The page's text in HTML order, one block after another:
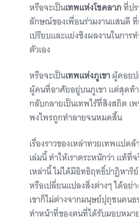
หรือจะเป็นเทพแห่งโชคลาภที่ป
ลักษณ์ของเพื่อนร่วมงานแสนดี
เปรียบและแย่งชิงผลงานในการ
ตัวเอง
หรือจะเป็นเทพแห่งภูเขาผู้คอย
ผู้คนที่อาศัยอยู่บนภูเขา แต่สุดท้
กลับกลายเป็นเทพไร้ที่สิงสถิต เพ
พงไพรถูกทำลายจนหมดสิ้น
เรื่องราวของเหล่าทวยเทพแปด
เล่มนี้ ทำให้เราตระหนักว่า แท้ที่
เหล่านี้ ไม่ได้มีอิทธิฤทธิ์ปาฏิหา
หรือเปลี่ยนแปลงสิ่งต่างๆ ได้อย่
เขาก็ไม่ต่างจากมนุษย์ปุถุชนคน
ทำหน้าที่ของตนที่ได้รับมอบหม